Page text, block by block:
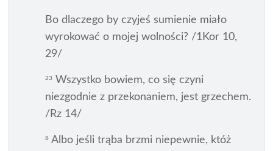
Bo dlaczego by czyjeś sumienie miało
wyrokować o mojej wolności? /1Kor 10,
29/
23 Wszystko bowiem, co się czyni
niezgodnie z przekonaniem, jest grzechem.
/Rz 14/
8 Albo jeśli trąba brzmi niepewnie, któż